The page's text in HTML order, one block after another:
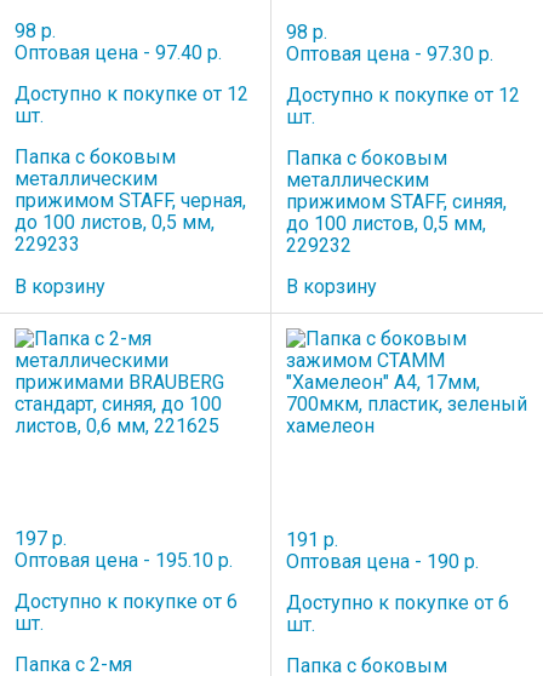
98 р.
Оптовая цена - 97.40 р.
Доступно к покупке от 12
шт.
Папка с боковым
металлическим
прижимом STAFF, черная,
до 100 листов, 0,5 мм,
229233
В корзину
98 р.
Оптовая цена - 97.30 р.
Доступно к покупке от 12
шт.
Папка с боковым
металлическим
прижимом STAFF, синяя,
до 100 листов, 0,5 мм,
229232
В корзину
197 р.
Оптовая цена - 195.10 р.
Доступно к покупке от 6
шт.
Папка с 2-мя
191 р.
Оптовая цена - 190 р.
Доступно к покупке от 6
шт.
Папка с боковым